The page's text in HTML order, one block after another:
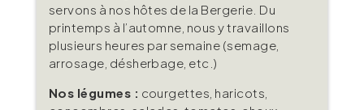
servons à nos hôtes de la Bergerie. Du
printemps à l’automne, nous y travaillons
plusieurs heures par semaine (semage,
arrosage, désherbage, etc.)
Nos légumes : courgettes, haricots,